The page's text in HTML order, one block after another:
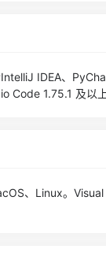
IDEA、
Code 1.75.1 及以上
、Linux。